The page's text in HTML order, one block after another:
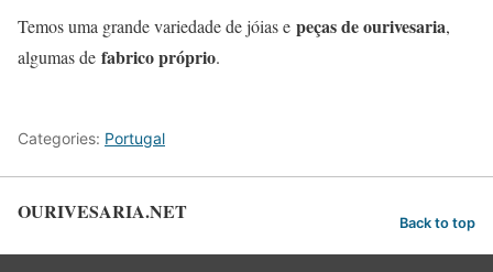
Temos uma grande variedade de jóias e peças de ourivesaria,
algumas de fabrico próprio.
Categories: Portugal
OURIVESARIA.NET Back to top